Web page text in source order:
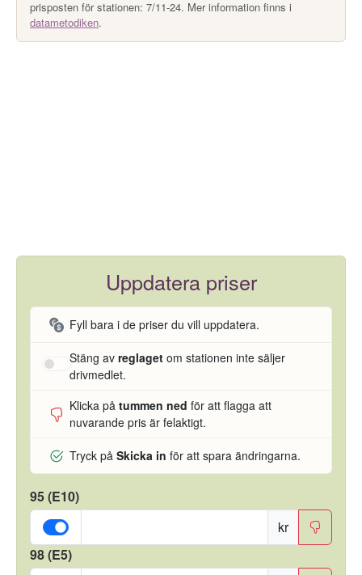
prisposten för stationen: 7/11-24. Mer information finns i
datametodiken.
Uppdatera priser
Fyll bara i de priser du vill uppdatera.
Stäng av reglaget om stationen inte säljer
drivmedlet.
Klicka på tummen ned för att flagga att
nuvarande pris är felaktigt.
Tryck på Skicka in för att spara ändringarna.
95 (E10)
kr
98 (E5)